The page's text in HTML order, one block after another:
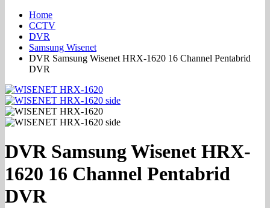
Home
CCTV
DVR
Samsung Wisenet
DVR Samsung Wisenet HRX-1620 16 Channel Pentabrid
DVR
DVR Samsung Wisenet HRX-
1620 16 Channel Pentabrid
DVR